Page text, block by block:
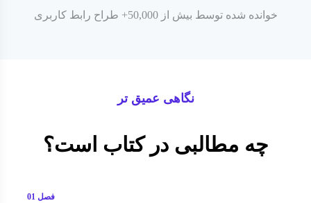
خوانده شده توسط بیش از 50,000+ طراح رابط کاربری
نگاهی عمیق تر
چه مطالبی در کتاب است؟
فصل 01